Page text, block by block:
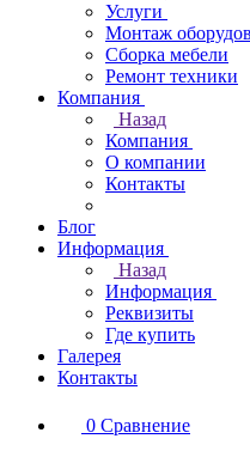
Услуги
Монтаж
Сборка мебели
Ремонт техники
Компания
Назад
Компания
О компании
Контакты
Блог
Информация
Назад
Информация
Реквизиты
Где купить
Галерея
Контакты
0 Сравнение